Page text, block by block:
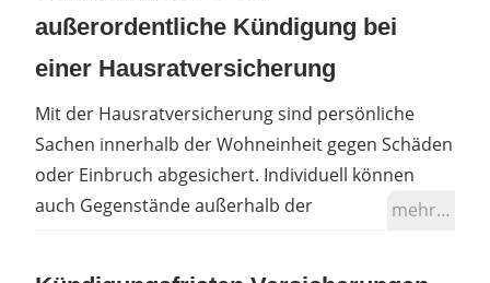
außerordentliche Kündigung bei
einer Hausratversicherung
Mit der Hausratversicherung sind persönliche
Sachen innerhalb der Wohneinheit gegen Schäden
oder Einbruch abgesichert. Individuell können
auch Gegenstände außerhalb der
mehr…